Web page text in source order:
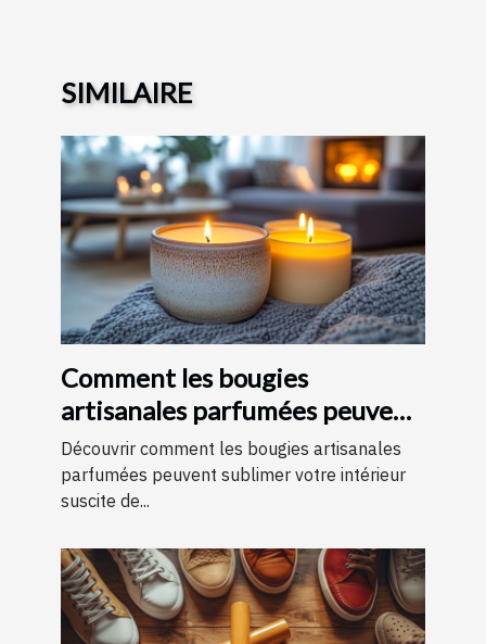
SIMILAIRE
Comment les bougies
artisanales parfumées peuvent
améliorer votre intérieur
Découvrir comment les bougies artisanales
parfumées peuvent sublimer votre intérieur
suscite de...